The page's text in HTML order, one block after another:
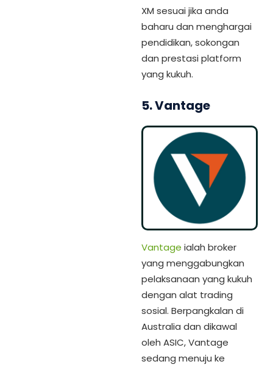
XM sesuai jika anda
baharu dan menghargai
pendidikan, sokongan
dan prestasi platform
yang kukuh.
5. Vantage
Vantage ialah broker
yang menggabungkan
pelaksanaan yang kukuh
dengan alat trading
sosial. Berpangkalan di
Australia dan dikawal
oleh ASIC, Vantage
sedang menuju ke